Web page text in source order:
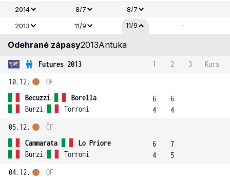
2014 8/7 8/7 -
2013 11/9 11/9 -
Odehrané zápasy2013Antuka
Futures 2013 1 2 3
Kurs
10.12.
Becuzzi/
Borella
Burzi / Torroni
OF
6
4
6
4
05.12.
Cammarata/
Lo Priore
Burzi / Torroni
ČF
6
4
7
5
04.12.
OF